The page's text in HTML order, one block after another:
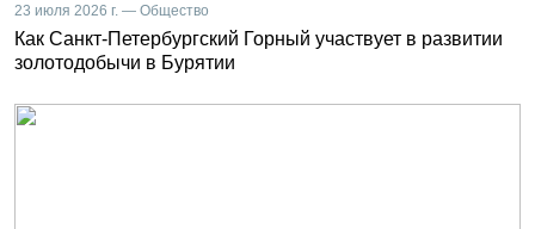
23 июля 2026 г. — Общество
Как Санкт-Петербургский Горный участвует в развитии
золотодобычи в Бурятии